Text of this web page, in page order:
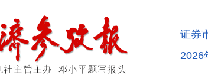
证券
2026